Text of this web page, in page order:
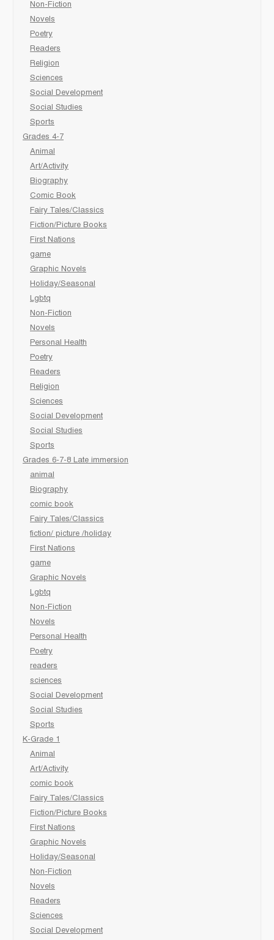
Non-Fiction
Novels
Poetry
Readers
Religion
Sciences
Social Development
Social Studies
Sports
Grades 4-7
Animal
Art/Activity
Biography
Comic Book
Fairy Tales/Classics
Fiction/Picture Books
First Nations
game
Graphic Novels
Holiday/Seasonal
Lgbtq
Non-Fiction
Novels
Personal Health
Poetry
Readers
Religion
Sciences
Social Development
Social Studies
Sports
Grades 6-7-8 Late immersion
animal
Biography
comic book
Fairy Tales/Classics
fiction/ picture /holiday
First Nations
game
Graphic Novels
Lgbtq
Non-Fiction
Novels
Personal Health
Poetry
readers
sciences
Social Development
Social Studies
Sports
K-Grade 1
Animal
Art/Activity
comic book
Fairy Tales/Classics
Fiction/Picture Books
First Nations
Graphic Novels
Holiday/Seasonal
Non-Fiction
Novels
Readers
Sciences
Social Development